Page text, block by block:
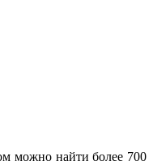
можно найти более 700